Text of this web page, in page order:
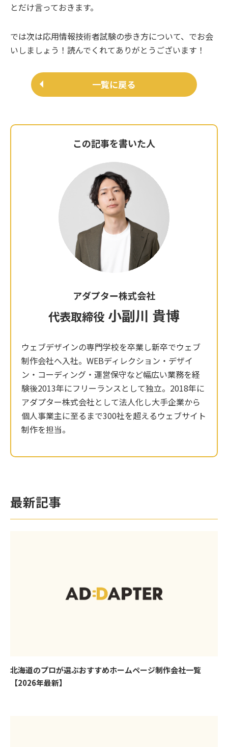
とだけ言っておきます。
では次は応用情報技術者試験の歩き方について、でお会
いしましょう！読んでくれてありがとうございます！
一覧に戻る
この記事を書いた人
アダプター株式会社
代表取締役 小副川 貴博
ウェブデザインの専門学校を卒業し新卒でウェブ
制作会社へ入社。WEBディレクション・デザイ
ン・コーディング・運営保守など幅広い業務を経
験後2013年にフリーランスとして独立。2018年に
アダプター株式会社として法人化し大手企業から
個人事業主に至るまで300社を超えるウェブサイト
制作を担当。
最新記事
北海道のプロが選ぶおすすめホームページ制作会社一覧
【2026年最新】